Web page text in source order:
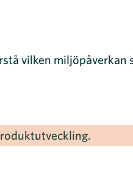
vilken